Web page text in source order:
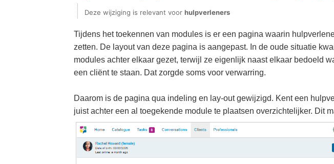
Deze wijziging is relevant voor hulpverleners
Tijdens het toekennen van modules is er een pagina waarin
zetten. De layout van deze pagina is aangepast. In de oude situatie
modules achter elkaar gezet, terwijl ze eigenlijk naast elkaar bedoeld
een cliënt te staan. Dat zorgde soms voor verwarring.
Daarom is de pagina qua indeling en lay-out gewijzigd. Kent een
juist achter een al toegekende module te plaatsen overzichtelijker. Dit